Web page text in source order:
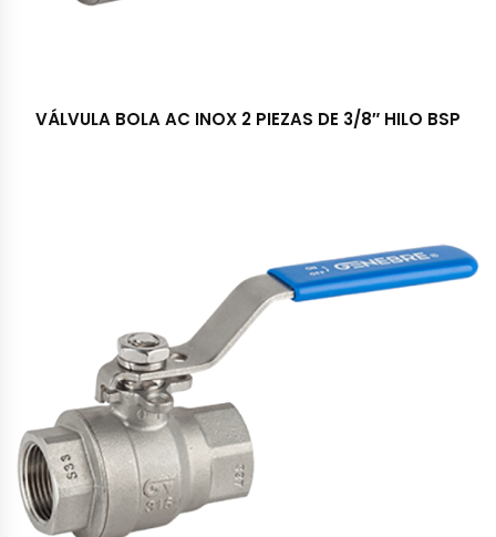
VÁLVULA BOLA AC INOX 2 PIEZAS DE 3/8″ HILO BSP